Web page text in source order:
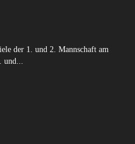
der 1. und 2. Mannschaft am
und...